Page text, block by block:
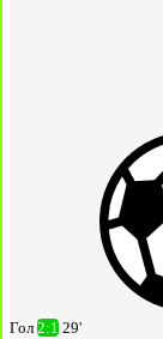
Гол 2:1 29'